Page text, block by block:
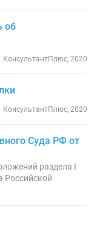
об
КонсультантПлюс, 2020
КонсультантПлюс, 2020
Суда РФ от
раздела I
Российской